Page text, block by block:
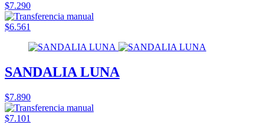
$7.290
$6.561
SANDALIA LUNA
$7.890
$7.101